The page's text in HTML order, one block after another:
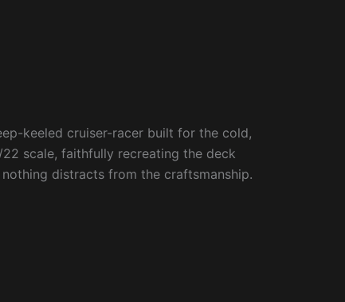
keeled cruiser-racer built for the cold,
scale, faithfully recreating the deck
distracts from the craftsmanship.